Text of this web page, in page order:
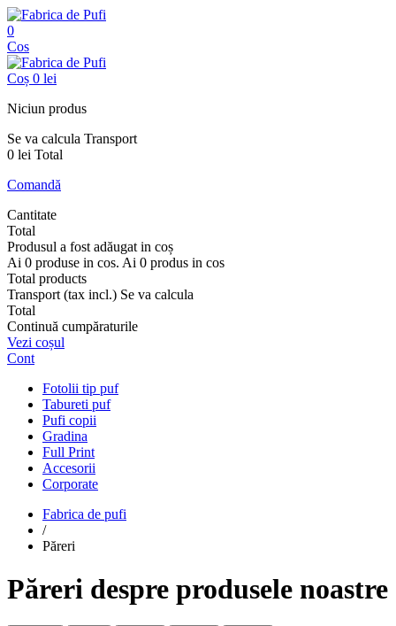
0
Cos
Coș 0 lei
Niciun produs
Se va calcula Transport
0 lei Total
Comandă
Cantitate
Total
Produsul a fost adăugat in coș
Ai 0 produse in cos. Ai 0 produs in cos
Total products
Transport (tax incl.) Se va calcula
Total
Continuă cumpăraturile
Vezi coșul
Cont
Fotolii tip puf
Tabureti puf
Pufi copii
Gradina
Full Print
Accesorii
Corporate
Fabrica de pufi
/
Păreri
Păreri despre produsele noastre